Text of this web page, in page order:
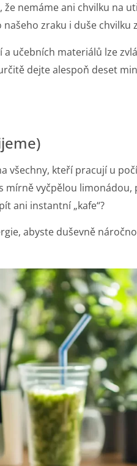
nemáme ani chvilku na
zraku i duše chvilku
učebních materiálů lze
dejte alespoň deset
všechny, kteří pracují u
mírně vyčpělou
ani instantní „kafe“?
abyste duševně